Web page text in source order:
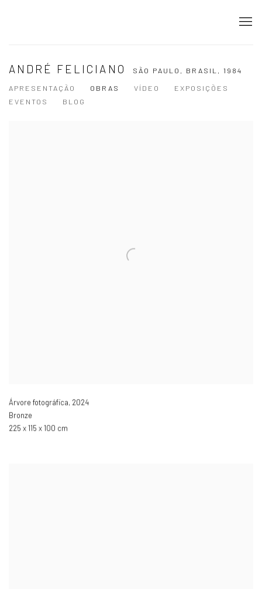
ANDRÉ FELICIANO SÃO PAULO, BRASIL, 1984
APRESENTAÇÃO
OBRAS VÍDEO
EXPOSIÇÕES
EVENTOS
BLOG
Árvore fotográfica, 2024
Bronze
225 x 115 x 100 cm